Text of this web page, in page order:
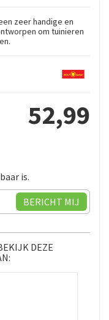
zeer handige en
om tuinieren
52,99
is.
DEZE